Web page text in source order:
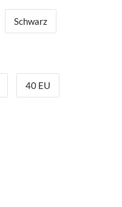
Schwarz
40 EU